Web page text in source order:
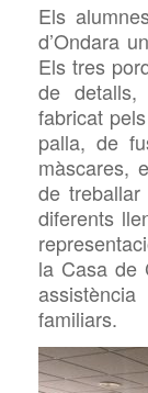
Els
d’Ondara
Els tres
de detalls,
fabricat
palla, de
màscares,
de
diferents
la Casa de
familiars.